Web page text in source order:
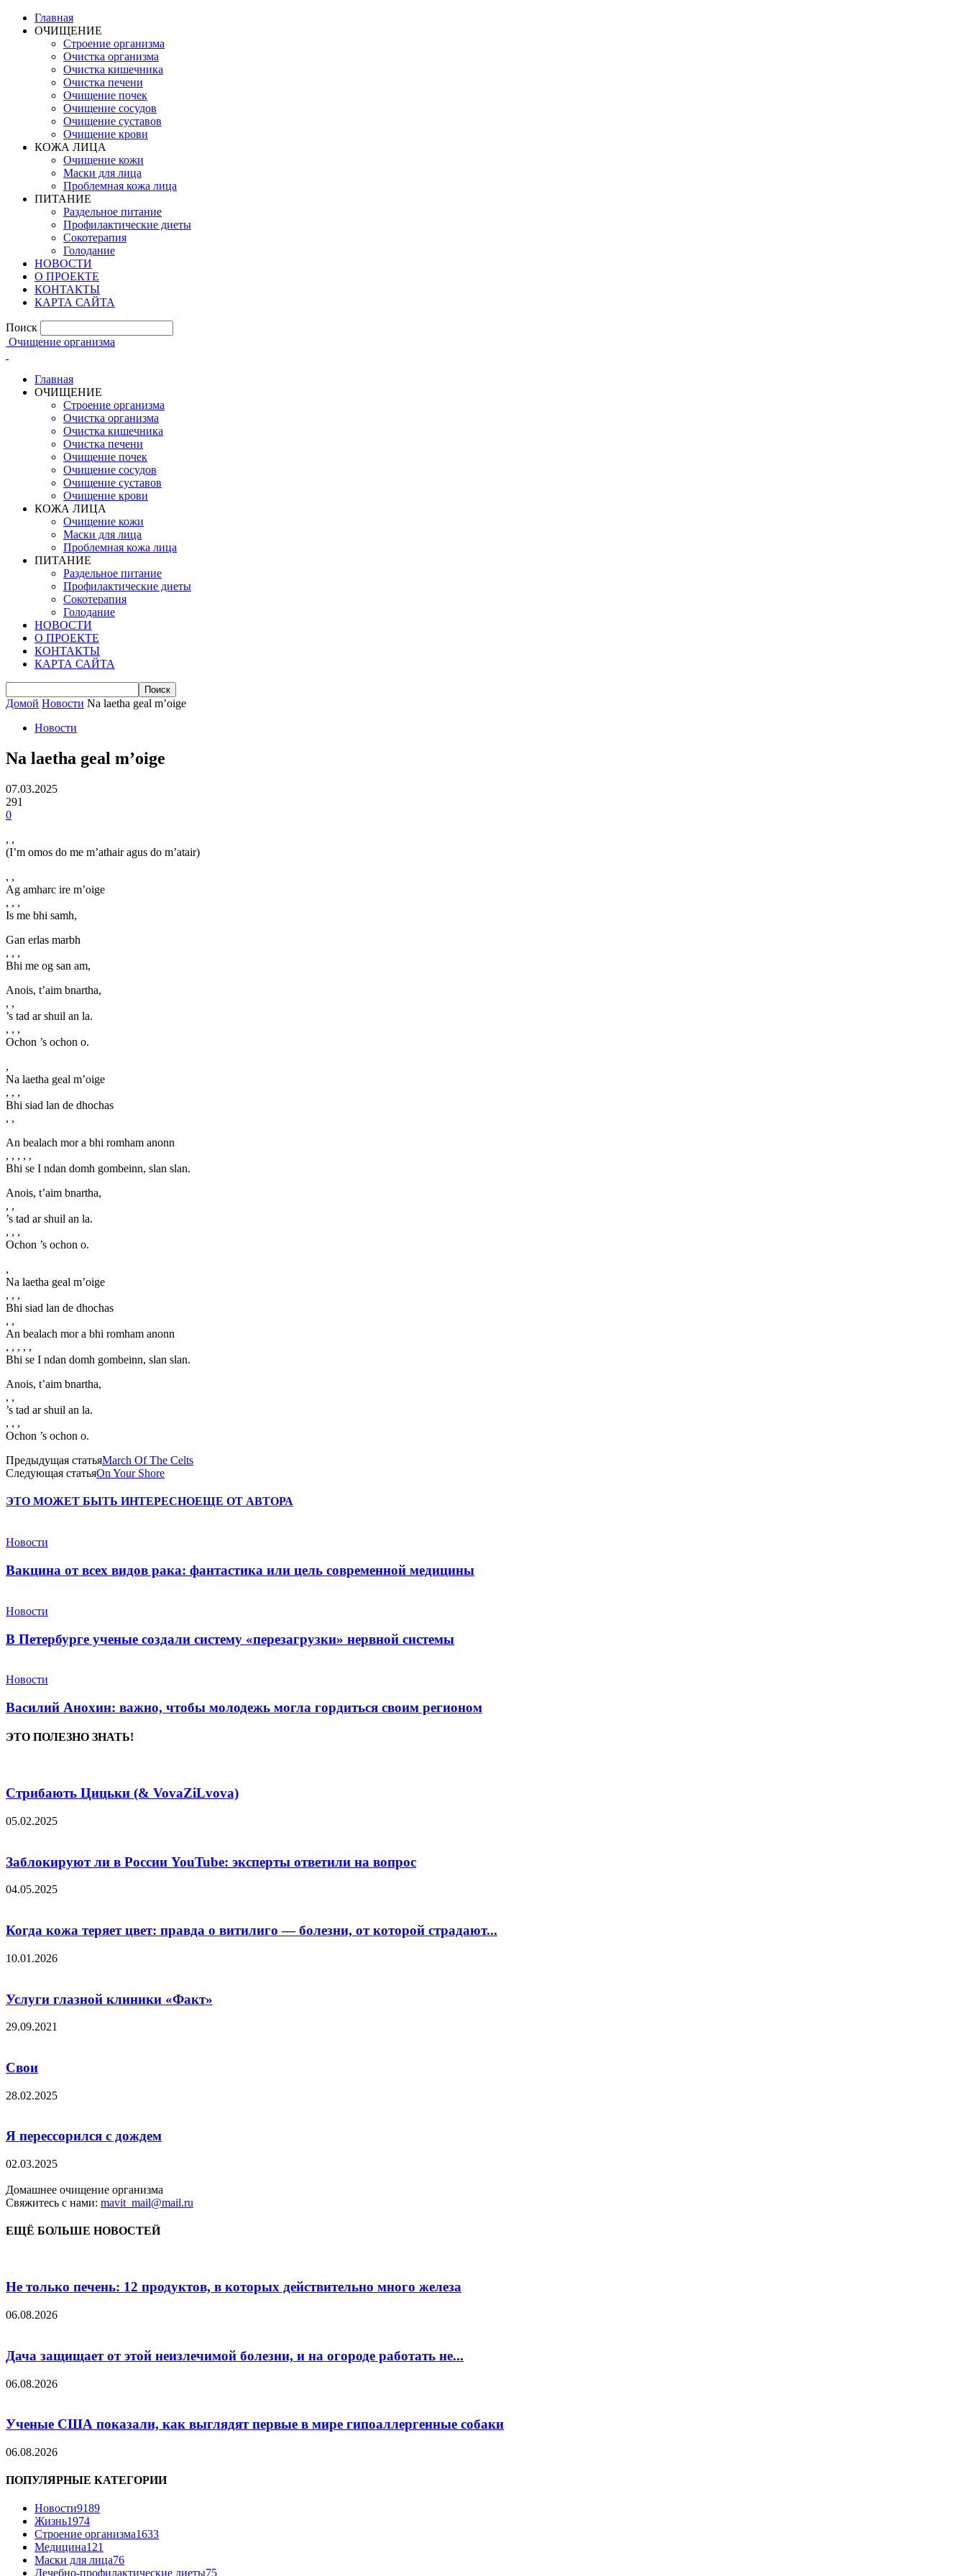
Главная
ОЧИЩЕНИЕ
Строение организма
Очистка организма
Очистка кишечника
Очистка печени
Очищение почек
Очищение сосудов
Очищение суставов
Очищение крови
КОЖА ЛИЦА
Очищение кожи
Маски для лица
Проблемная кожа лица
ПИТАНИЕ
Раздельное питание
Профилактические диеты
Сокотерапия
Голодание
НОВОСТИ
О ПРОЕКТЕ
КОНТАКТЫ
КАРТА САЙТА
Поиск
Очищение организма
Главная
ОЧИЩЕНИЕ
Строение организма
Очистка организма
Очистка кишечника
Очистка печени
Очищение почек
Очищение сосудов
Очищение суставов
Очищение крови
КОЖА ЛИЦА
Очищение кожи
Маски для лица
Проблемная кожа лица
ПИТАНИЕ
Раздельное питание
Профилактические диеты
Сокотерапия
Голодание
НОВОСТИ
О ПРОЕКТЕ
КОНТАКТЫ
КАРТА САЙТА
Домой Новости Na laetha geal m’oige
Новости
Na laetha geal m’oige
07.03.2025
291
0
, ,
(I’m omos do me m’athair agus do m’atair)
, ,
Ag amharc ire m’oige
, , ,
Is me bhi samh,
Gan erlas marbh
, , ,
Bhi me og san am,
Anois, t’aim bnartha,
, ,
’s tad ar shuil an la.
, , ,
Ochon ’s ochon o.
,
Na laetha geal m’oige
, , ,
Bhi siad lan de dhochas
, ,
An bealach mor a bhi romham anonn
, , , , ,
Bhi se I ndan domh gombeinn, slan slan.
Anois, t’aim bnartha,
, ,
’s tad ar shuil an la.
, , ,
Ochon ’s ochon o.
,
Na laetha geal m’oige
, , ,
Bhi siad lan de dhochas
, ,
An bealach mor a bhi romham anonn
, , , , ,
Bhi se I ndan domh gombeinn, slan slan.
Anois, t’aim bnartha,
, ,
’s tad ar shuil an la.
, , ,
Ochon ’s ochon o.
Предыдущая статьяMarch Of The Celts
Следующая статьяOn Your Shore
ЭТО МОЖЕТ БЫТЬ ИНТЕРЕСНОЕЩЕ ОТ АВТОРА
Новости
Вакцина от всех видов рака: фантастика или цель современной медицины
Новости
В Петербурге ученые создали систему «перезагрузки» нервной системы
Новости
Василий Анохин: важно, чтобы молодежь могла гордиться своим регионом
ЭТО ПОЛЕЗНО ЗНАТЬ!
Стрибають Цицьки (& VovaZiLvova)
05.02.2025
Заблокируют ли в России YouTube: эксперты ответили на вопрос
04.05.2025
Когда кожа теряет цвет: правда о витилиго — болезни, от которой страдают...
10.01.2026
Услуги глазной клиники «Факт»
29.09.2021
Свои
28.02.2025
Я перессорился с дождем
02.03.2025
Домашнее очищение организма
Свяжитесь с нами: mavit_mail@mail.ru
ЕЩЁ БОЛЬШЕ НОВОСТЕЙ
Не только печень: 12 продуктов, в которых действительно много железа
06.08.2026
Дача защищает от этой неизлечимой болезни, и на огороде работать не...
06.08.2026
Ученые США показали, как выглядят первые в мире гипоаллергенные собаки
06.08.2026
ПОПУЛЯРНЫЕ КАТЕГОРИИ
Новости9189
Жизнь1974
Строение организма1633
Медицина121
Маски для лица76
Лечебно-профилактические диеты75